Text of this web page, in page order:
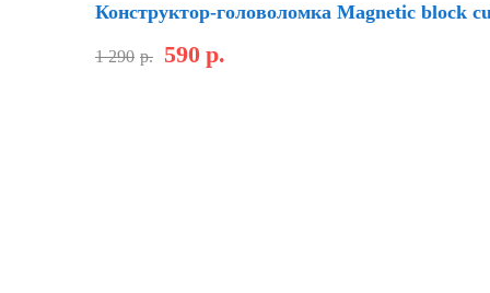
Конструктор-головоломка Magnetic block
1 290 р. 590 р.